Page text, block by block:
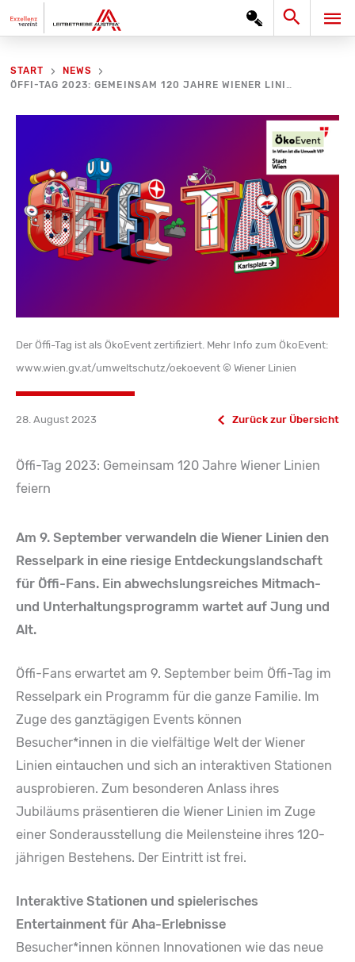
Inhalt
Search
START
NEWS
ÖFFI-TAG 2023: GEMEINSAM 120 JAHRE WIENER LINIEN FEIERN
Der Öffi-Tag ist als ÖkoEvent zertifiziert. Mehr Info zum ÖkoEvent:
www.wien.gv.at/umweltschutz/oekoevent © Wiener Linien
28. August 2023 Zurück zur Übersicht
Öffi-Tag 2023: Gemeinsam 120 Jahre Wiener Linien
feiern
Am 9. September verwandeln die Wiener Linien den
Resselpark in eine riesige Entdeckungslandschaft
für Öffi-Fans. Ein abwechslungsreiches Mitmach-
und Unterhaltungsprogramm wartet auf Jung und
Alt.
Öffi-Fans erwartet am 9. September beim Öffi-Tag im
Resselpark ein Programm für die ganze Familie. Im
Zuge des ganztägigen Events können
Besucher*innen in die vielfältige Welt der Wiener
Linien eintauchen und sich an interaktiven Stationen
ausprobieren. Zum besonderen Anlass ihres
Jubiläums präsentieren die Wiener Linien im Zuge
einer Sonderausstellung die Meilensteine ihres 120-
jährigen Bestehens. Der Eintritt ist frei.
Interaktive Stationen und spielerisches
Entertainment für Aha-Erlebnisse
Besucher*innen können Innovationen wie das neue